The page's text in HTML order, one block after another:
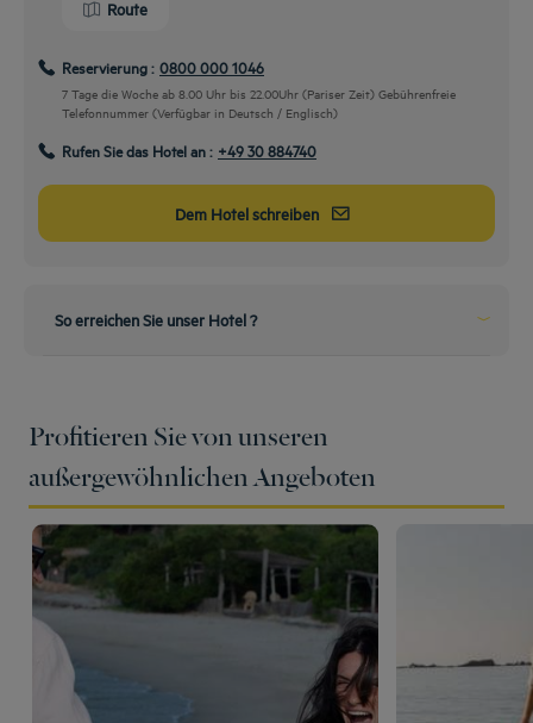
Route
Reservierung : 0800 000 1046
7 Tage die Woche ab 8.00 Uhr bis 22.00Uhr (Pariser Zeit) Gebührenfreie
Telefonnummer (Verfügbar in Deutsch / Englisch)
Rufen Sie das Hotel an : +49 30 884740
Dem Hotel schreiben
So erreichen Sie unser Hotel ?
Bahn S3 Spandau, S5 Westkreuz, S7 Potsdam oder S9 Spandau bis Station
Savignyplatz
S-Bahn
S Bahn von Berlin Hauptbahnhof - S3 Spandau, S5 Westkreuz, S7 Potsdam
oder S9 Spandau - alle Bahnen bis Station Savignyplatz
Profitieren Sie von unseren
außergewöhnlichen Angeboten